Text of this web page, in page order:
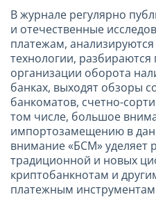
В журнале регулярно
и отечественные
платежам,
технологии, разбираются
организации оборота
банках, выходят обзоры
банкоматов, счетно-
том числе, большое
импортозамещению в
внимание «БСМ» уделяет
традиционной и новых
криптобанкнотам и
платежным